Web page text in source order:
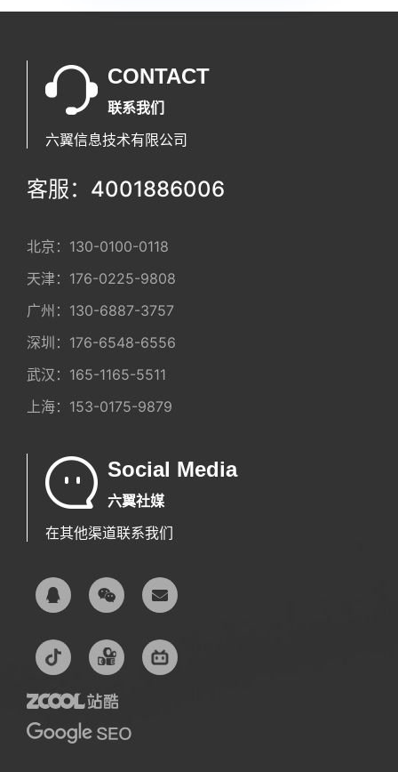
CONTACT
联系我们
六翼信息技术有限公司
客服：4001886006
北京： 130-0100-0118
天津： 176-0225-9808
广州： 130-6887-3757
深圳： 176-6548-6556
武汉： 165-1165-5511
上海： 153-0175-9879
Social Media
六翼社媒
在其他渠道联系我们